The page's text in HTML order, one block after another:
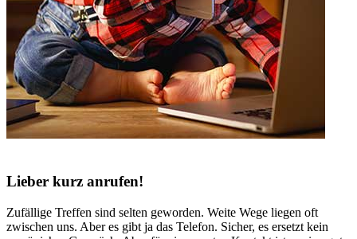
Lieber kurz anrufen!
Zufällige Treffen sind selten geworden. Weite Wege liegen oft
zwischen uns. Aber es gibt ja das Telefon. Sicher, es ersetzt kein